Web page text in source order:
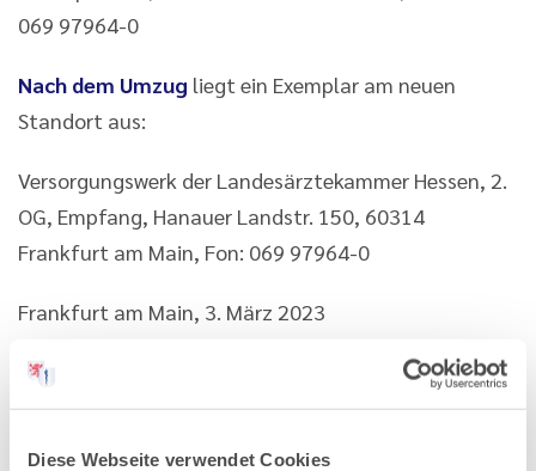
Diese Webseite verwendet Cookies
069 97964-0
Nach dem Umzug liegt ein Exemplar am neuen
Standort aus:
Versorgungswerk der Landesärztekammer Hessen, 2.
OG, Empfang, Hanauer Landstr. 150, 60314
Frankfurt am Main, Fon: 069 97964-0
Frankfurt am Main, 3. März 2023
Landesärztekammer Hessen, gez. Günter Wiegand,
Wahlleitung